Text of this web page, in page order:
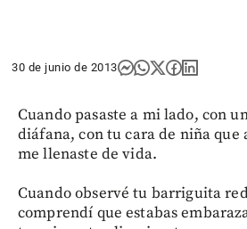
30 de junio de 2013
Cuando pasaste a mi lado, con
diáfana, con tu cara de niña que
me llenaste de vida.
Cuando observé tu barriguita
comprendí que estabas